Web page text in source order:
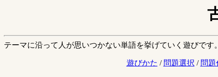
テーマに沿って人が思いつかない単語を挙げていく遊びです
遊びかた / 問題選択 / 問題